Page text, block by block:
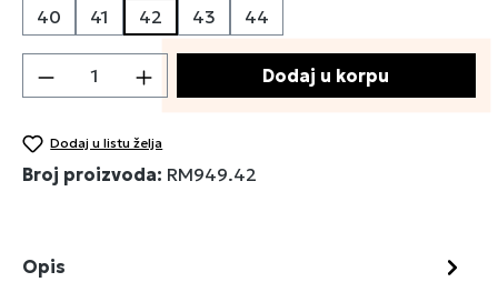
40
41 42 43 44
Količina proizvoda: Unesite željenu
Dodaj u korpu
Dodaj u listu želja
Broj proizvoda: RM949.42
Opis